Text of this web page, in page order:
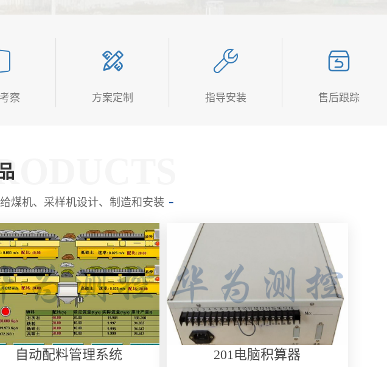
察 方案定制 指导安装 售后跟踪
煤机、采样机设计、制造和安装
自动配料管理系统 201电脑积算器